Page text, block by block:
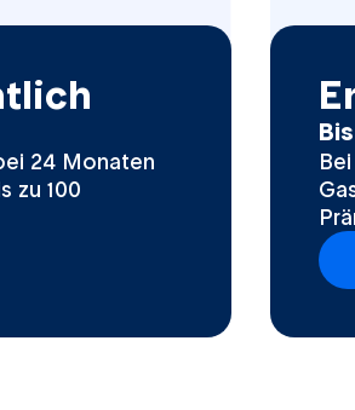
24 Monaten
zu 100